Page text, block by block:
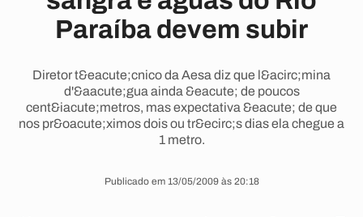
Paraíba devem subir
Diretor t&eacute;cnico da Aesa diz que l&acirc;mina
d'&aacute;gua ainda &eacute; de poucos
cent&iacute;metros, mas expectativa &eacute; de que
nos pr&oacute;ximos dois ou tr&ecirc;s dias ela chegue a
1 metro.
Publicado em 13/05/2009 às 20:18